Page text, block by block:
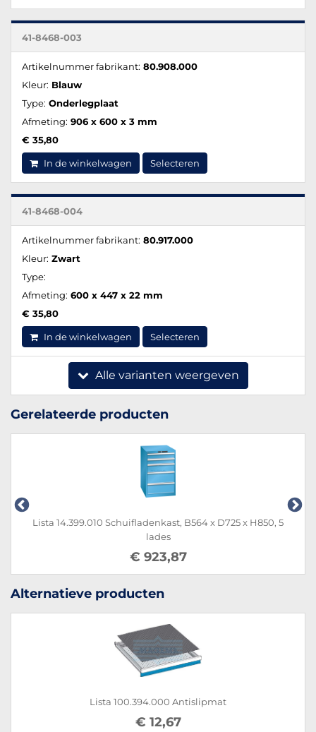
41-8468-003
Artikelnummer fabrikant: 80.908.000
Kleur: Blauw
Type: Onderlegplaat
Afmeting: 906 x 600 x 3 mm
€ 35,80
In de winkelwagen Selecteren
41-8468-004
Artikelnummer fabrikant: 80.917.000
Kleur: Zwart
Type:
Afmeting: 600 x 447 x 22 mm
€ 35,80
In de winkelwagen Selecteren
Alle varianten weergeven
Gerelateerde producten
Lista 14.399.010 Schuifladenkast, B564 x D725 x H850, 5
lades
€ 923,87
Alternatieve producten
Lista 100.394.000 Antislipmat
€ 12,67